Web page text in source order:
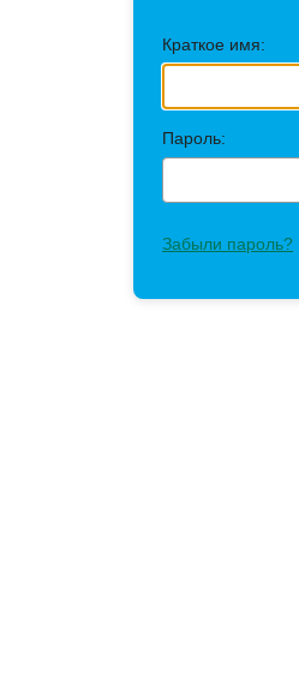
Краткое имя:
Пароль:
Забыли пароль?